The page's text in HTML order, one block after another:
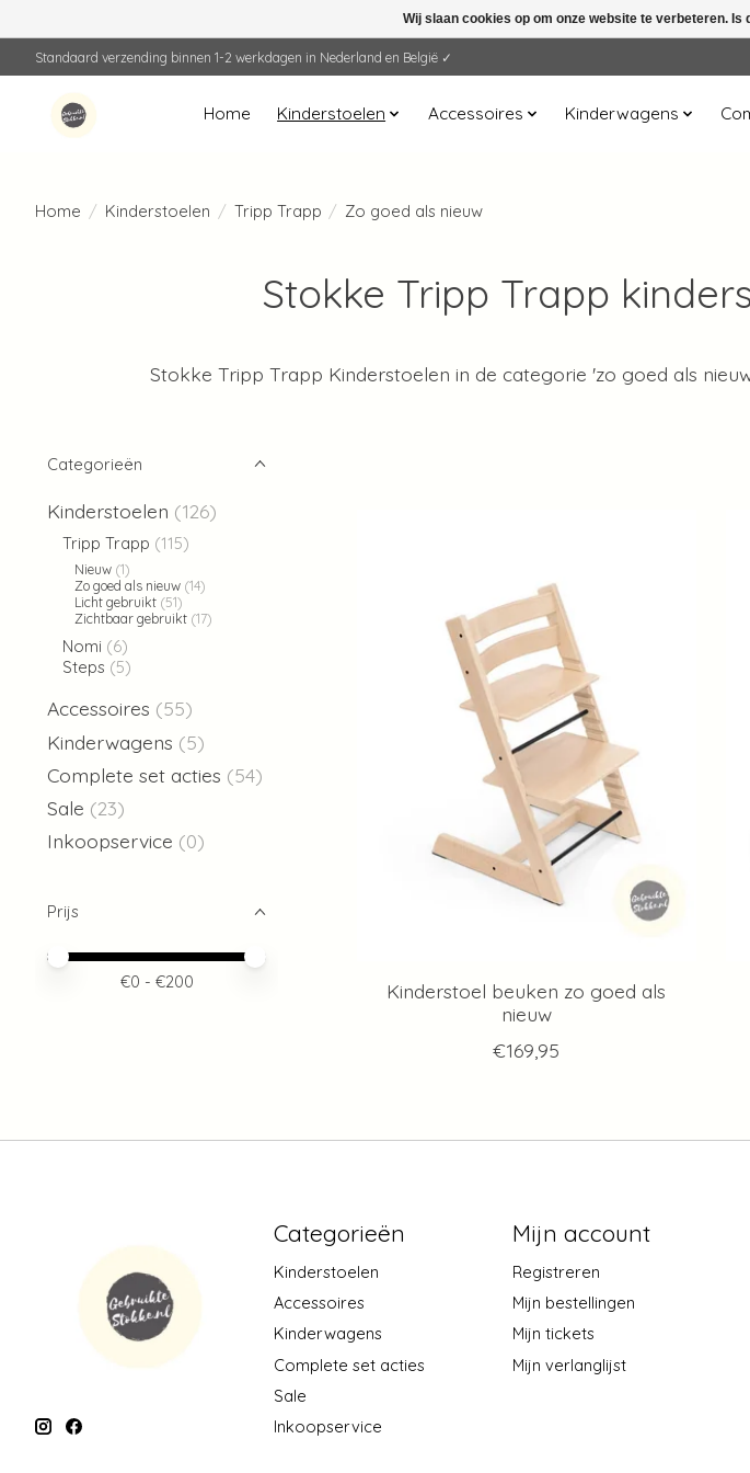
Standaard verzending binnen 1-2 werkdagen in Nederland en België ✓
Home Kinderstoelen Accessoires Kinderwagens
Home / Kinderstoelen / Tripp Trapp / Zo goed als nieuw
Stokke Tripp Trapp
Stokke Tripp Trapp Kinderstoelen in de categorie 'zo goed als
Categorieën
Kinderstoelen (126)
Tripp Trapp (115)
Nieuw (1)
Zo goed als nieuw (14)
Licht gebruikt (51)
Zichtbaar gebruikt (17)
Nomi (6)
Steps (5)
Accessoires (55)
Kinderwagens (5)
Complete set acties (54)
Sale (23)
Inkoopservice (0)
Prijs
Minimale prijswaarde
Price maximum value
€0 - €200
Kinderstoel beuken zo goed als
nieuw
€169,95
Categorieën
Kinderstoelen
Accessoires
Kinderwagens
Complete set acties
Sale
Inkoopservice
Mijn account
Registreren
Mijn bestellingen
Mijn tickets
Mijn verlanglijst
Wij slaan cookies op om onze website te verbeteren. Is